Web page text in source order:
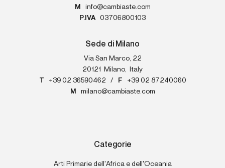
M
info@cambiaste.com
P.IVA
03706800103
Sede di Milano
Via San Marco, 22
20121
Milano,
Italy
T
+39 02 36590462 / F
+39 02 87240060
M
milano@cambiaste.com
Categorie
Arti Primarie dell'Africa e dell'Oceania